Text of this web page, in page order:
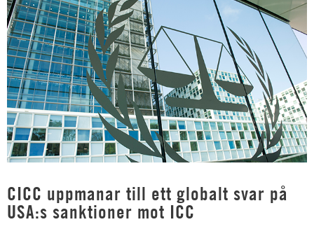
CICC uppmanar till ett globalt svar på
USA:s sanktioner mot ICC